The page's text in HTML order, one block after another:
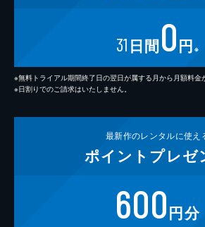
31 日間0円 ※
※無料トライアル期間終了日の翌日が属する月から月額料金
※日割りでのご請求はいたしません。
最新作のレンタルに使え
ポイント プレゼ
600円分